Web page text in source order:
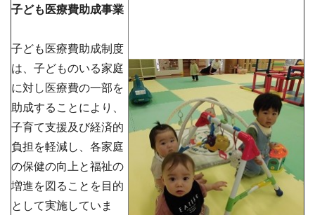
子ども医療費助成事業
子ども医療費助成制度
は、子どものいる家庭
に対し医療費の一部を
助成することにより、
子育て支援及び経済的
負担を軽減し、各家庭
の保健の向上と福祉の
増進を図ることを目的
として実施していま